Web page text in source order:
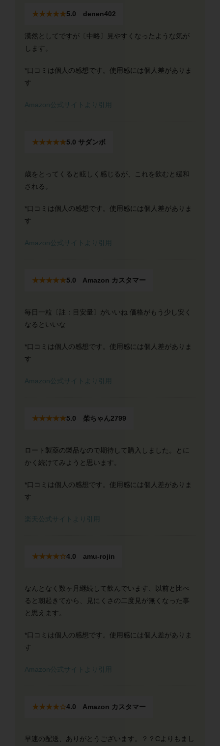
★★★★★5.0 denen402
漠然としてですが〔中略〕見やすくなったような気が
します。
*口コミは個人の感想です。使用感には個人差がありま
す
Amazon公式サイトより引用
★★★★★5.0 サダンボ
歳をとってくると眩しく感じるが、これを飲むと緩和
される。
*口コミは個人の感想です。使用感には個人差がありま
す
Amazon公式サイトより引用
★★★★★5.0 Amazon カスタマー
毎日一粒〔註：目安量〕がいいね 価格がもう少し安く
なるといいな
*口コミは個人の感想です。使用感には個人差がありま
す
Amazon公式サイトより引用
★★★★★5.0 柴ちゃん2799
ロート製薬の製品なので期待して購入しました。とに
かく続けてみようと思います。
*口コミは個人の感想です。使用感には個人差がありま
す
楽天公式サイトより引用
★★★★☆4.0 amu-rojin
なんとなく数ヶ月継続して飲んでいます、以前と比べ
ると朝起きてから、見にくさの二度見が無くなった事
と思えます。
*口コミは個人の感想です。使用感には個人差がありま
す
Amazon公式サイトより引用
★★★★☆4.0 Amazon カスタマー
早速の配送、ありがとうございます。？？Cよりもまし